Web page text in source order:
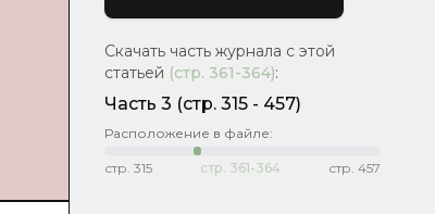
Скачать часть журнала с этой
статьей (стр. 361-364):
Часть 3 (cтр. 315 - 457)
Расположение в файле:
стр. 315 стр. 361-364 стр. 457